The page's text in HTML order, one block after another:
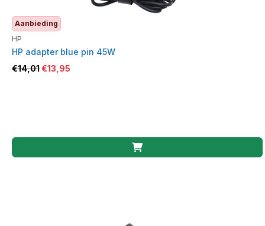
Aanbieding
HP
HP adapter blue pin 45W
€14,01€13,95